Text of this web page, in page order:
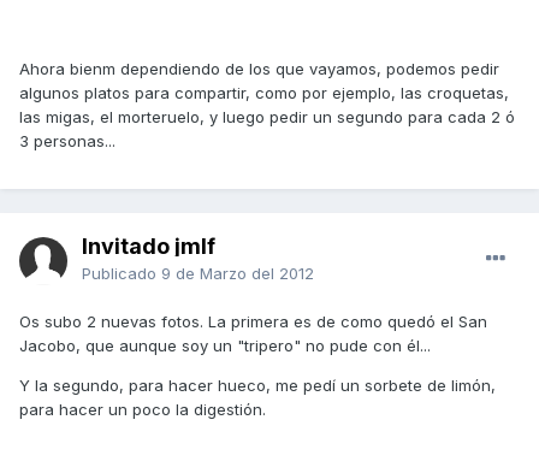
Ahora bienm dependiendo de los que vayamos, podemos pedir
algunos platos para compartir, como por ejemplo, las croquetas,
las migas, el morteruelo, y luego pedir un segundo para cada 2 ó
3 personas...
Invitado jmlf
Publicado 9 de Marzo del 2012
Os subo 2 nuevas fotos. La primera es de como quedó el San
Jacobo, que aunque soy un "tripero" no pude con él...
Y la segundo, para hacer hueco, me pedí un sorbete de limón,
para hacer un poco la digestión.